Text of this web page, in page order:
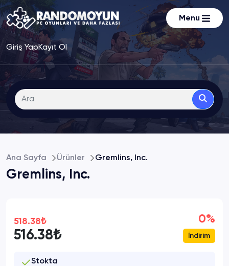
Menu
Giriş YapKayıt Ol
Ana Sayfa Ürünler Gremlins, Inc.
Gremlins, Inc.
518.38₺
516.38₺
0%
İndirim
Stokta